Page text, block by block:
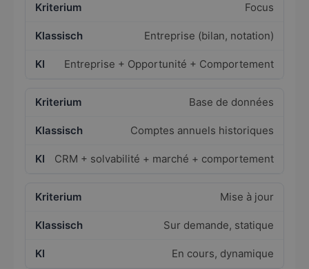
Focus
Entreprise (bilan, notation)
Entreprise + Opportunité + Comportement
Base de données
Comptes annuels historiques
CRM + solvabilité + marché + comportement
Mise à jour
Sur demande, statique
En cours, dynamique